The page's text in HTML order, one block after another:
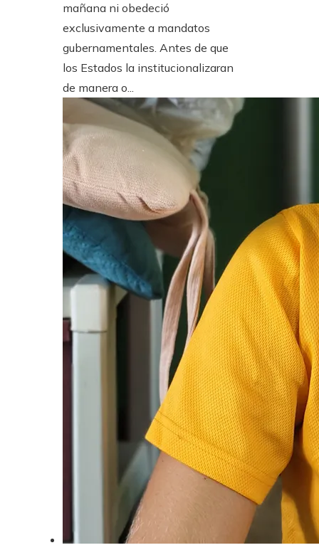
mañana ni obedeció
exclusivamente a mandatos
gubernamentales. Antes de que
los Estados la institucionalizaran
de manera o...